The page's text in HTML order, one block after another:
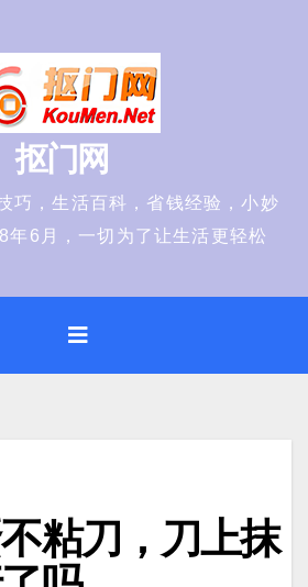
抠门网
巧，生活百科，省钱经验，小妙
年6月，一切为了让生活更轻松
粘刀，刀上抹